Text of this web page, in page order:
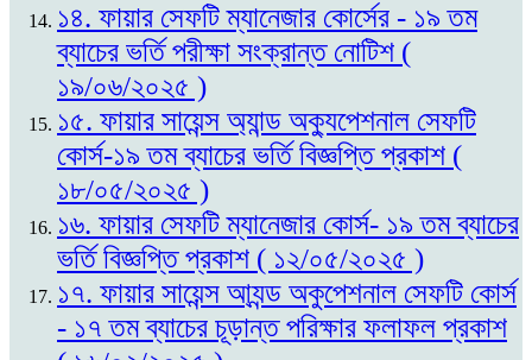
১৪. ফায়ার সেফটি ম্যানেজার কোর্সের - ১৯ তম
ব্যাচের ভর্তি পরীক্ষা সংক্রান্ত নোটিশ (
১৯/০৬/২০২৫ )
১৫. ফায়ার সায়েন্স অ্যান্ড অক্যুপেশনাল সেফটি
কোর্স-১৯ তম ব্যাচের ভর্তি বিজ্ঞপ্তি প্রকাশ (
১৮/০৫/২০২৫ )
১৬. ফায়ার সেফটি ম্যানেজার কোর্স- ১৯ তম ব্যাচের
ভর্তি বিজ্ঞপ্তি প্রকাশ ( ১২/০৫/২০২৫ )
১৭. ফায়ার সায়েন্স আ্যন্ড অকুপেশনাল সেফটি কোর্স
- ১৭ তম ব্যাচের চূড়ান্ত পরিক্ষার ফলাফল প্রকাশ